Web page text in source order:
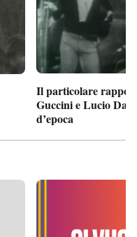
Il particolare
Guccini e Lucio
d’epoca